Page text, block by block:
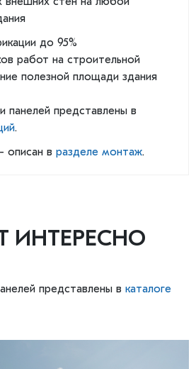
до 95%
работ на строительной
полезной площади здания
панелей представлены в
.
описан в разделе монтаж.
ИНТЕРЕСНО
представлены в каталоге